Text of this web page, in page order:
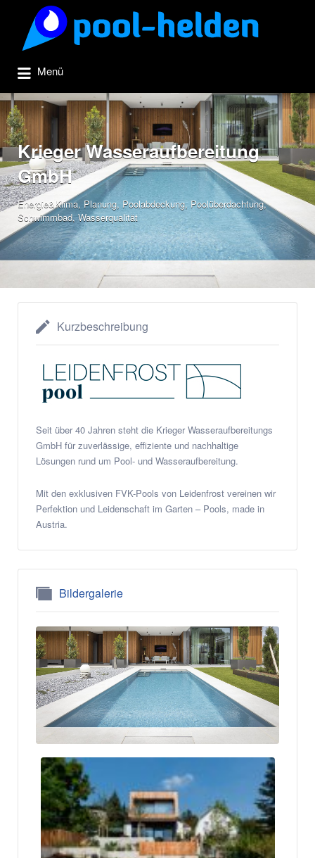
Suchen
nach:
Menü
Krieger Wasseraufbereitung
GmbH
Energie&Klima, Planung, Poolabdeckung, Poolüberdachtung,
Schwimmbad,Wasserqualität
Kurzbeschreibung
Seit über 40 Jahren steht die Krieger Wasseraufbereitungs
GmbH für zuverlässige, effiziente und nachhaltige
Lösungen rund um Pool- und Wasseraufbereitung.
Mit den exklusiven FVK-Pools von Leidenfrost vereinen wir
Perfektion und Leidenschaft im Garten – Pools, made in
Austria.
Bildergalerie